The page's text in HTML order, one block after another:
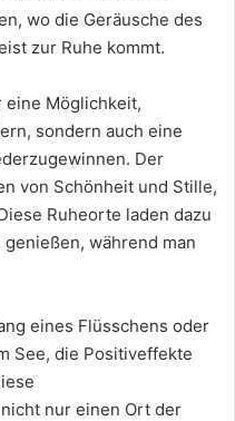
wo die Geräusche des
zur Ruhe kommt.
eine Möglichkeit,
sondern auch eine
Der
von Schönheit und Stille,
Ruheorte laden dazu
während man
eines Flüsschens oder
See, die Positiveffekte
nur einen Ort der